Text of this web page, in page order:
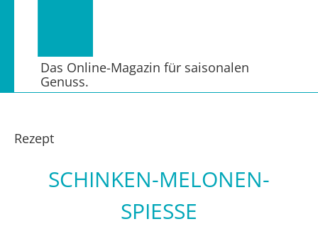
Das Online-Magazin für saisonalen
Genuss.
Rezept
SCHINKEN-MELONEN-
SPIESSE